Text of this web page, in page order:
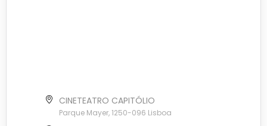
CINETEATRO CAPITÓLIO
Parque Mayer, 1250-096 Lisboa